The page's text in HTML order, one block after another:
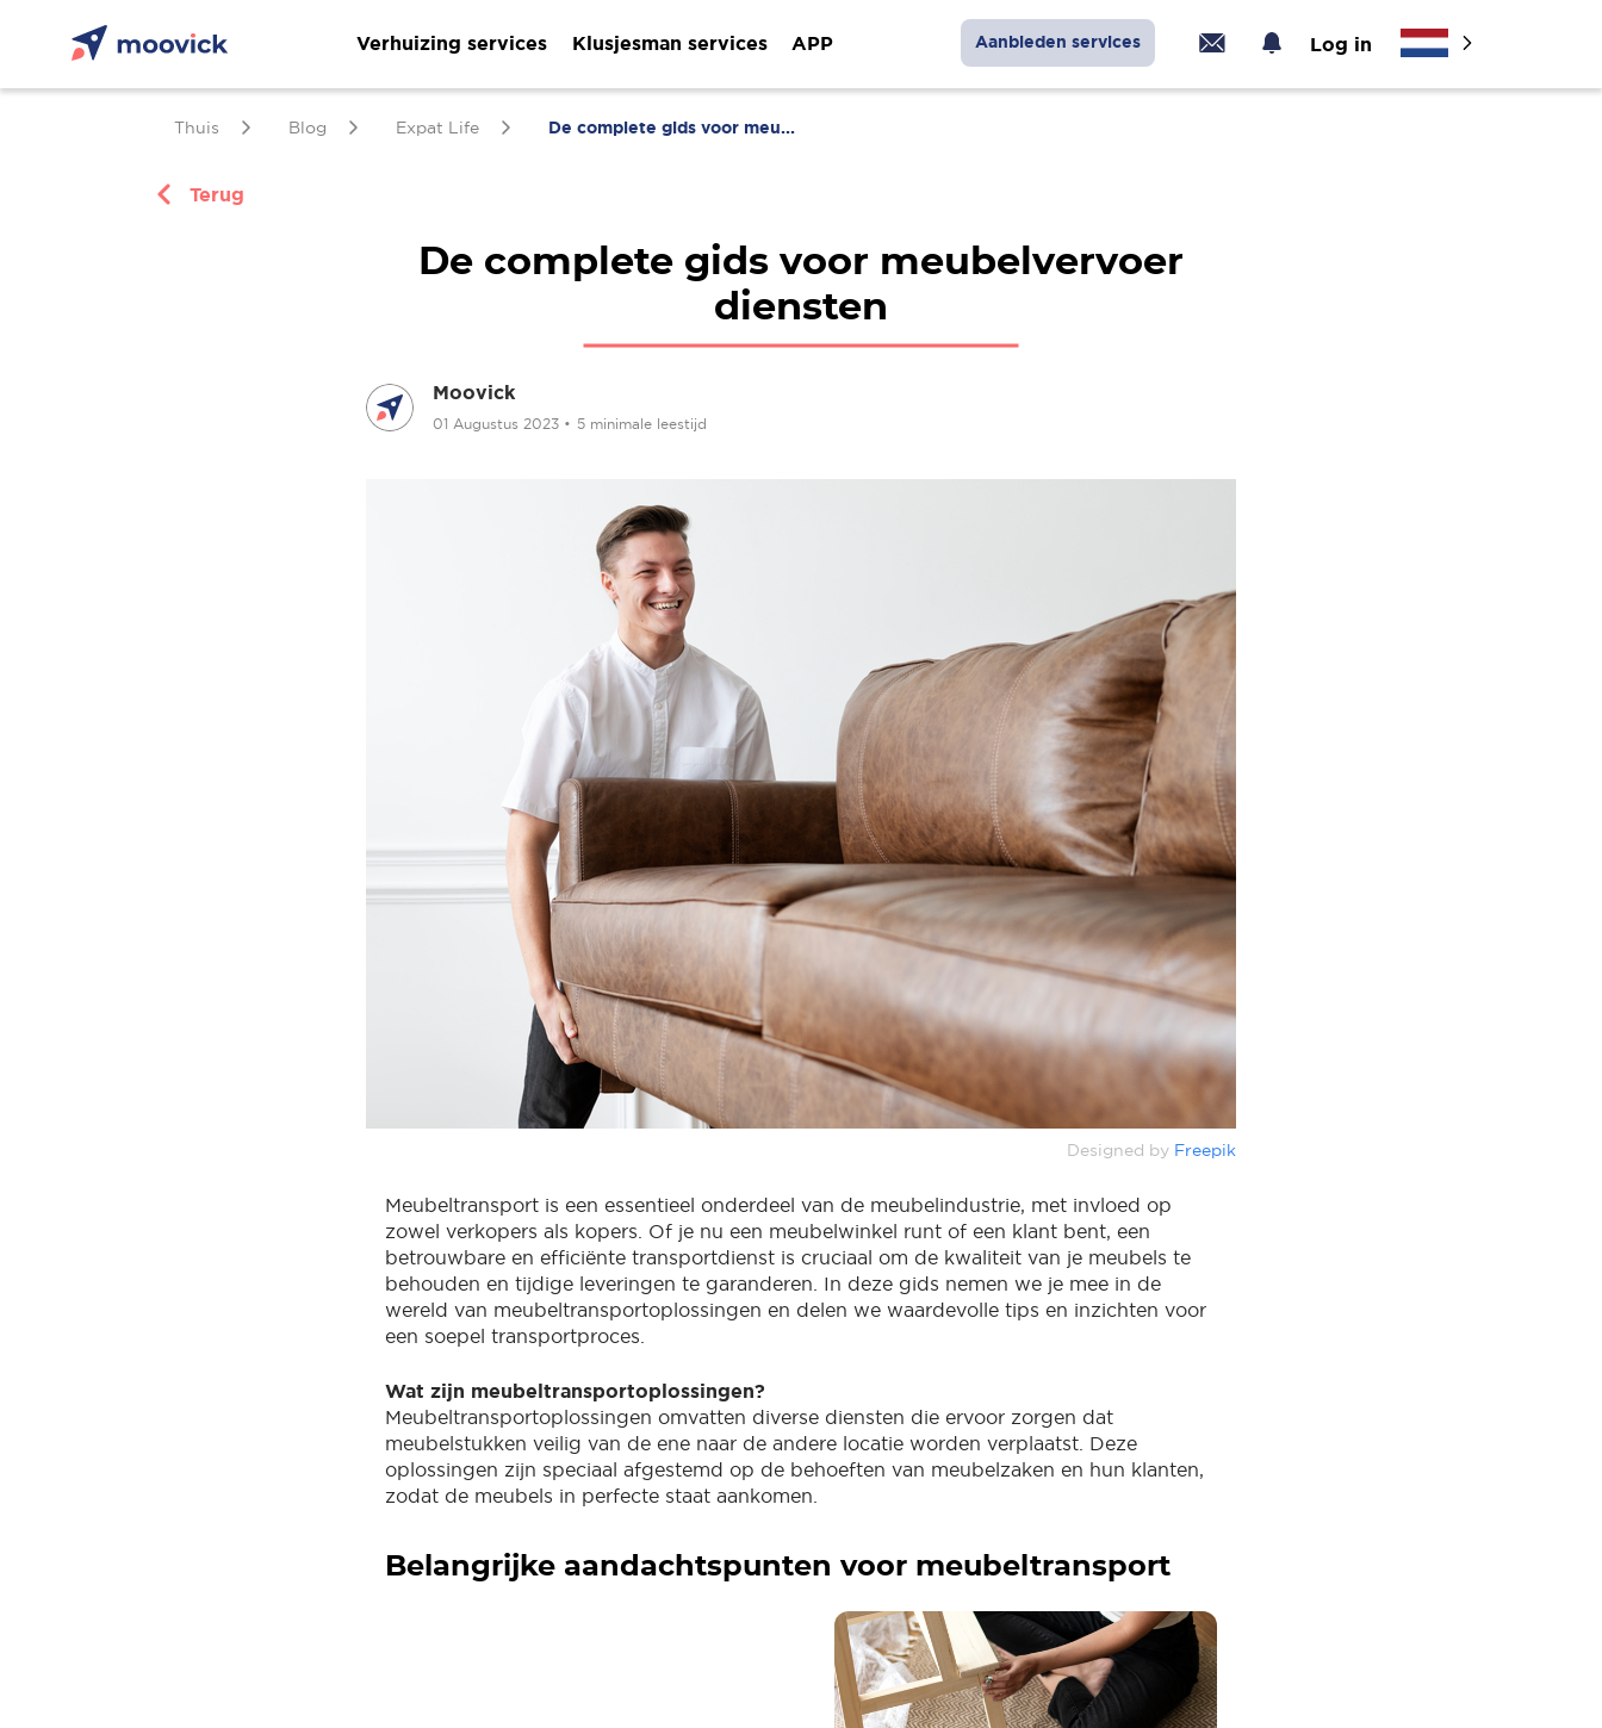
Verhuizing services Klusjesman services APP Aanbieden services Log in
Thuis Blog Expat Life De complete gids voor meu...
Terug
De complete gids voor meubelvervoer
diensten
Moovick
01 Augustus 2023 • 5 minimale leestijd
Designed by Freepik
Meubeltransport is een essentieel onderdeel van de meubelindustrie, met invloed op
zowel verkopers als kopers. Of je nu een meubelwinkel runt of een klant bent, een
betrouwbare en efficiënte transportdienst is cruciaal om de kwaliteit van je meubels te
behouden en tijdige leveringen te garanderen. In deze gids nemen we je mee in de
wereld van meubeltransportoplossingen en delen we waardevolle tips en inzichten voor
een soepel transportproces.
Wat zijn meubeltransportoplossingen?
Meubeltransportoplossingen omvatten diverse diensten die ervoor zorgen dat
meubelstukken veilig van de ene naar de andere locatie worden verplaatst. Deze
oplossingen zijn speciaal afgestemd op de behoeften van meubelzaken en hun klanten,
zodat de meubels in perfecte staat aankomen.
Belangrijke aandachtspunten voor meubeltransport